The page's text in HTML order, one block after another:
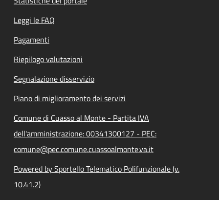
Leggi le FAQ
Pagamenti
Riepilogo valutazioni
Segnalazione disservizio
Piano di miglioramento dei servizi
Comune di Cuasso al Monte - Partita IVA
dell'amministrazione: 00341300127 - PEC:
comune@pec.comune.cuassoalmonte.va.it
Powered by Sportello Telematico Polifunzionale (v.
10.41.2)